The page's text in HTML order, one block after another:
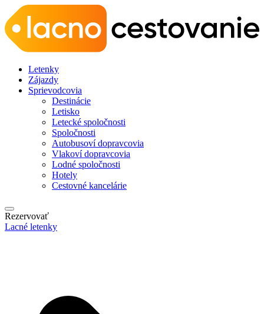
Letenky
Zájazdy
Sprievodcovia
Destinácie
Letisko
Letecké spoločnosti
Spoločnosti
Autobusoví dopravcovia
Vlakoví dopravcovia
Lodné spoločnosti
Hotely
Cestovné kancelárie
Rezervovať
Lacné letenky